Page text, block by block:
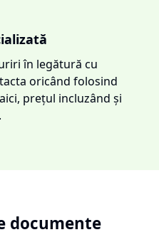
în legătură cu
oricând folosind
prețul incluzând și
documente